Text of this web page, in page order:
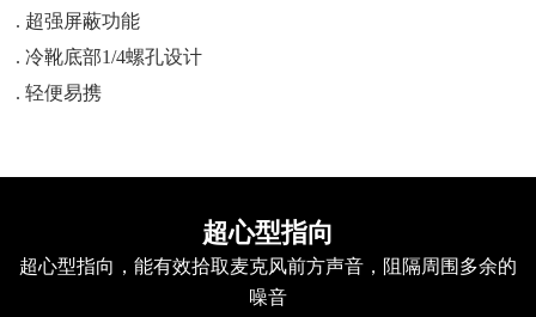
. 超强屏蔽功能
. 冷靴底部1/4螺孔设计
. 轻便易携
超心型指向
超心型指向，能有效拾取麦克风前方声音，阻隔周围多余的
噪音